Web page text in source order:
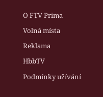
O FTV Prima
Volná místa
Reklama
HbbTV
Podmínky užívání